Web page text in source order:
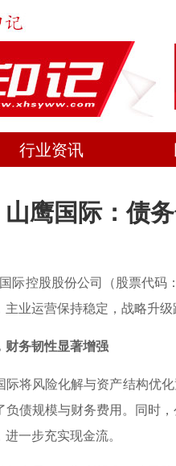
行业资讯
山鹰国际：债
控股股份公司（股票代码：
业运营保持稳定，战略升
财务韧性显著增强
风险化解与资产结构优化
负债规模与财务费用。同时
一步充实现金流。